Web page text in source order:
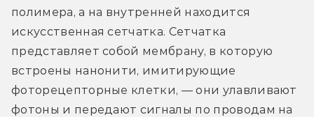
полимера, а на внутренней находится
искусственная сетчатка. Сетчатка
представляет собой мембрану, в которую
встроены нанонити, имитирующие
фоторецепторные клетки, — они улавливают
фотоны и передают сигналы по проводам на